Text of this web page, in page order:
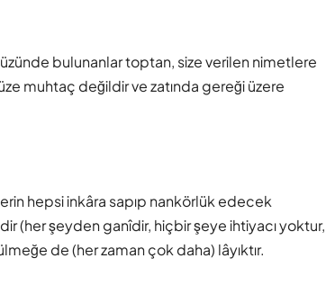
bulunanlar toptan, size verilen nimetlere
muhtaç değildir ve zatında gereği üzere
hepsi inkâra sapıp nankörlük edecek
(her şeyden ganîdir, hiçbir şeye ihtiyacı yoktur,
de (her zaman çok daha) lâyıktır.